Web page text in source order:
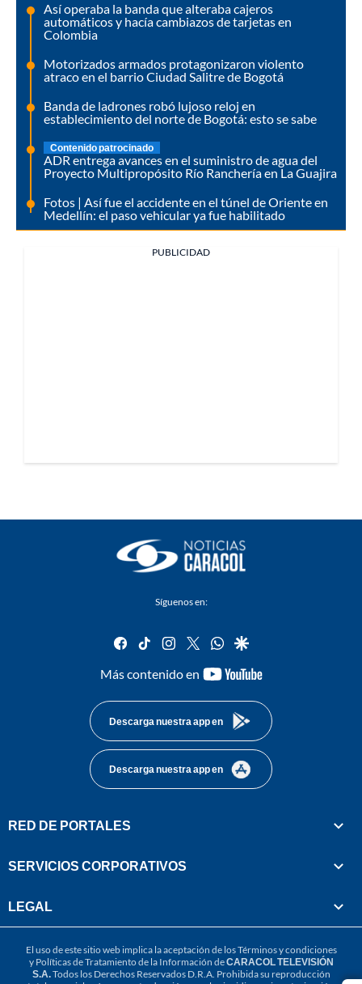
Así operaba la banda que alteraba cajeros
automáticos y hacía cambiazos de tarjetas en
Colombia
Motorizados armados protagonizaron violento
atraco en el barrio Ciudad Salitre de Bogotá
Banda de ladrones robó lujoso reloj en
establecimiento del norte de Bogotá: esto se sabe
Contenido patrocinado
ADR entrega avances en el suministro de agua del
Proyecto Multipropósito Río Ranchería en La Guajira
Fotos | Así fue el accidente en el túnel de Oriente en
Medellín: el paso vehicular ya fue habilitado
PUBLICIDAD
Síguenos en:
facebook
tiktok instagram
twitterwhatsapp
google
Más contenido en
youtube-
Descarga nuestra app en
Descarga nuestra app en
RED DE PORTALES
SERVICIOS CORPORATIVOS
LEGAL
El uso de este sitio web implica la aceptación de losTérminos y condiciones
y Políticas de Tratamiento de la Información deCARACOL TELEVISIÓN
S.A.Todos los Derechos Reservados D.R.A. Prohibida su reproducción